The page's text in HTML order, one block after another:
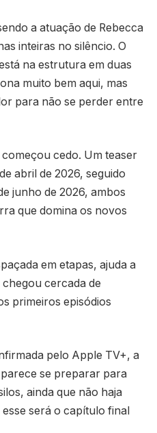
a atuação de Rebecca
inteiras no silêncio. O
na estrutura em duas
muito bem aqui, mas
para não se perder entre
cedo. Um teaser
abril de 2026, seguido
junho de 2026, ambos
que domina os novos
em etapas, ajuda a
cercada de
primeiros episódios
pelo Apple TV+, a
se preparar para
ainda que não haja
será o capítulo final